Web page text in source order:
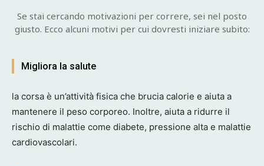
Se stai cercando motivazioni per correre, sei nel posto
giusto. Ecco alcuni motivi per cui dovresti iniziare subito:
Migliora la salute
la corsa è un’attività fisica che brucia calorie e aiuta a
mantenere il peso corporeo. Inoltre, aiuta a ridurre il
rischio di malattie come diabete, pressione alta e malattie
cardiovascolari.